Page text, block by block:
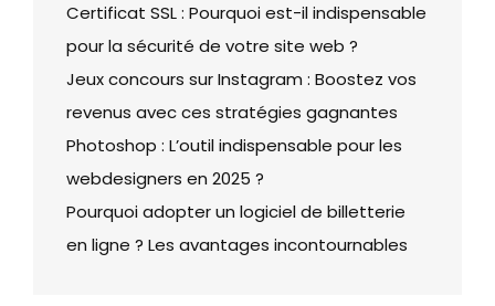
Certificat SSL : Pourquoi est-il indispensable
pour la sécurité de votre site web ?
Jeux concours sur Instagram : Boostez vos
revenus avec ces stratégies gagnantes
Photoshop : L’outil indispensable pour les
webdesigners en 2025 ?
Pourquoi adopter un logiciel de billetterie
en ligne ? Les avantages incontournables